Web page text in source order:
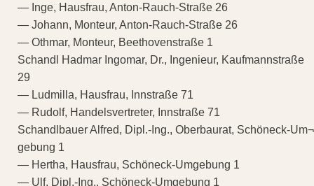
— Inge, Hausfrau, Anton-Rauch-Straße 26
— Johann, Monteur, Anton-Rauch-Straße 26
— Othmar, Monteur, Beethovenstraße 1
Schandl Hadmar Ingomar, Dr., Ingenieur, Kaufmannstraße
29
— Ludmilla, Hausfrau, Innstraße 71
— Rudolf, Handelsvertreter, Innstraße 71
Schandlbauer Alfred, Dipl.-Ing., Oberbaurat, Schöneck-Um¬
gebung 1
— Hertha, Hausfrau, Schöneck-Umgebung 1
— Ulf, Dipl.-Ing., Schöneck-Umgebung 1